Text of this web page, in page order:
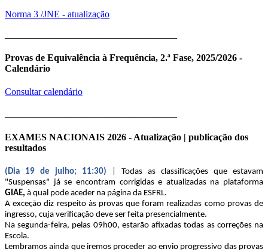
Norma 3 /JNE - atualização
Provas de Equivalência à Frequência, 2.ª Fase, 2025/2026 -
Calendário
Consultar calendário
EXAMES NACIONAIS 2026 - Atualização | publicação dos
resultados
(Dia 19 de julho; 11:30)
| Todas as classificações que estavam
"Suspensas" já se encontram corrigidas e atualizadas na plataforma
GIAE, à qual pode aceder na página da ESFRL.
A exceção diz respeito às provas que foram realizadas como provas de
ingresso, cuja verificação deve ser feita presencialmente.
Na segunda-feira, pelas 09h00, estarão afixadas todas as correções na
Escola.
Lembramos ainda que iremos proceder ao envio progressivo das provas